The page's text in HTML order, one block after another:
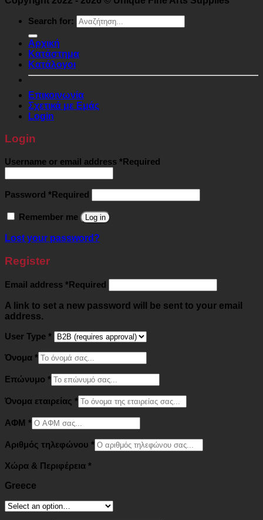
Search for:
Αρχική
Κατάστημα
Κατάλογοι
Επικοινωνία
Σχετικά με Εμάς
Login
Login
Username or email address *Required
Password *Required
Remember me Log in
Lost your password?
Register
Email address *Required
A link to set a new password will be sent to your email
address.
User Type *
Όνομα *
Επώνυμο *
Όνομα εταιρείας *
ΑΦΜ *
Αριθμός τηλεφώνου *
Χώρα & Περιφέρεια *
Greece